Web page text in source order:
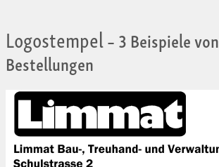
Logostempel– 3 Beispiele von
Bestellungen